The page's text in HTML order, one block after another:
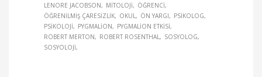
LENORE JACOBSON
MITOLOJI
ÖĞRENCI
ÖĞRENILMIŞ ÇARESIZLIK
OKUL ÖN YARGI
PSIKOLOG
PSIKOLOJI
PYGMALION
PYGMALION ETKISI
ROBERT MERTON
ROBERT ROSENTHAL
SOSYOLOG
SOSYOLOJI